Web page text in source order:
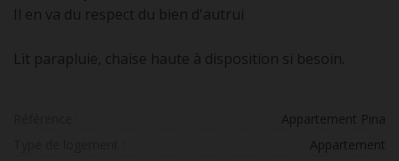
Il en va du respect du bien d'autrui
Lit parapluie, chaise haute à disposition si besoin.
Appartement Pina
Appartement